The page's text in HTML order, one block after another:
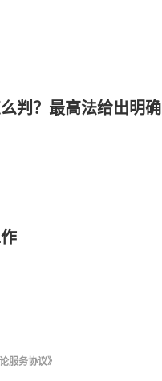
判？最高法给出明确
服务协议》